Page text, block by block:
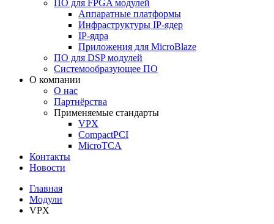
ПО для FPGA модулей
Аппаратные платформы
Инфраструктуры IP-ядер
IP-ядра
Приложения для MicroBlaze
ПО для DSP модулей
Системообразующее ПО
О компании
О нас
Партнёрства
Применяемые стандарты
VPX
CompactPCI
MicroTCA
Контакты
Новости
Главная
Модули
VPX